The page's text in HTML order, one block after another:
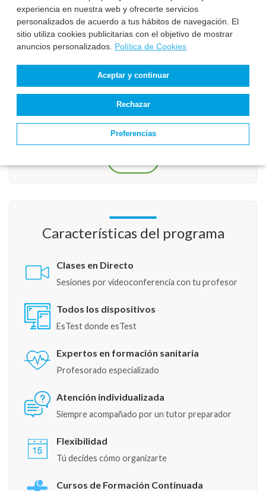
experiencia en nuestra web y ofrecerte servicios
personalizados de acuerdo a tus hábitos de navegación. El
sitio utiliza cookies publicitarias con el objetivo de mostrar
anuncios personalizados. Política de Cookies
Aceptar y continuar
Rechazar
Preferencias
Acepto la Política de Privacidad.
Acepto el tratamiento de mis datos para recibir respuesta a mi
Características del programa
Clases en Directo
Sesiones por videoconferencia con tu profesor
Todos los dispositivos
EsTest donde esTest
Expertos en formación sanitaria
Profesorado especializado
Atención individualizada
Siempre acompañado por un tutor preparador
Flexibilidad
Tú decides cómo organizarte
Cursos de Formación Continuada